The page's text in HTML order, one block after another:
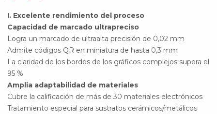
I. Excelente rendimiento del proceso
Capacidad de marcado ultrapreciso
Logra un marcado de ultraalta precisión de 0,02 mm
Admite códigos QR en miniatura de hasta 0,3 mm
La claridad de los bordes de los gráficos complejos supera el
95 %
Amplia adaptabilidad de materiales
Cubre la calificación de más de 30 materiales electrónicos
Tratamiento especial para sustratos cerámicos/metálicos